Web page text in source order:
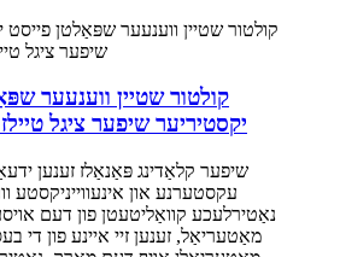
קולטור שטיין ווענעער
יקסטיריער שיפער ציגל
שיפער קלאַדינג פּאַנאַלז זענען
עקסטערנע און אינעווייניקסטע
נאַטירלעכע קוואַליטעטן פון דעם
מאַטעריאַל, זענען זיי איינע פון ​​די